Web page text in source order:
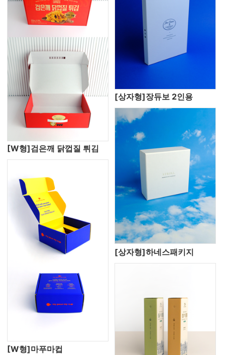
[W형]검은깨 닭껍질 튀김
[상자형]장듀보 2인용
[W형]마푸마컵
[상자형]하네스패키지